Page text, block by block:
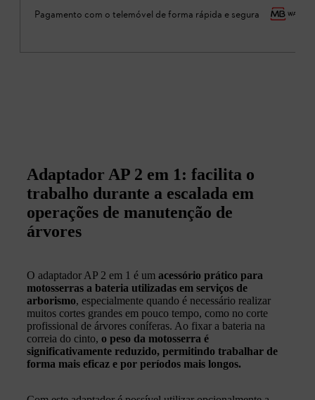
Pagamento com o telemóvel de forma rápida e segura
Adaptador AP 2 em 1: facilita o
trabalho durante a escalada em
operações de manutenção de
árvores
O adaptador AP 2 em 1 é um acessório prático para
motosserras a bateria utilizadas em serviços de
arborismo, especialmente quando é necessário realizar
muitos cortes grandes em pouco tempo, como no corte
profissional de árvores coníferas. Ao fixar a bateria na
correia do cinto, o peso da motosserra é
significativamente reduzido, permitindo trabalhar de
forma mais eficaz e por períodos mais longos.